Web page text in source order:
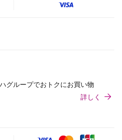
グループでおトクにお買い物
詳しく